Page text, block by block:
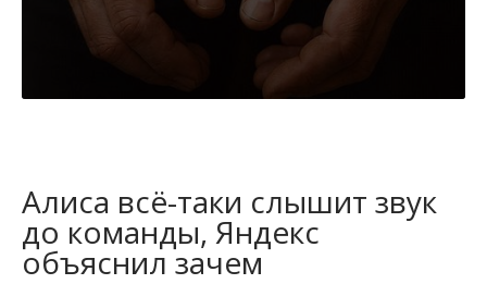
Алиса всё-таки слышит звук
до команды, Яндекс
объяснил зачем